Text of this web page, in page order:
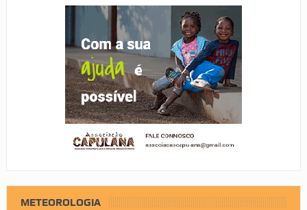
METEOROLOGIA